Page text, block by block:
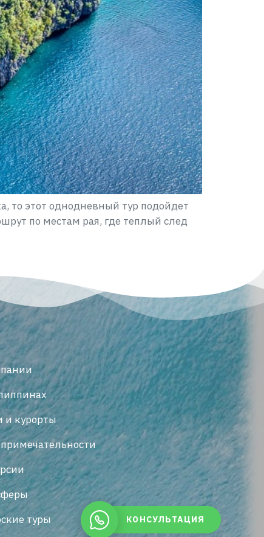
КОНСУЛЬТАЦИЯ
то этот однодневный тур подойдет
по местам рая, где теплый след
и курорты
туры